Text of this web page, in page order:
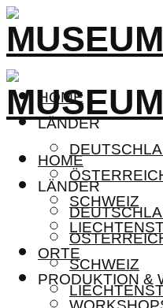
HOME
LÄNDER
SCHWEIZ
ORTE
PRODUKTION &
HOME
LÄNDER
SCHWEIZ